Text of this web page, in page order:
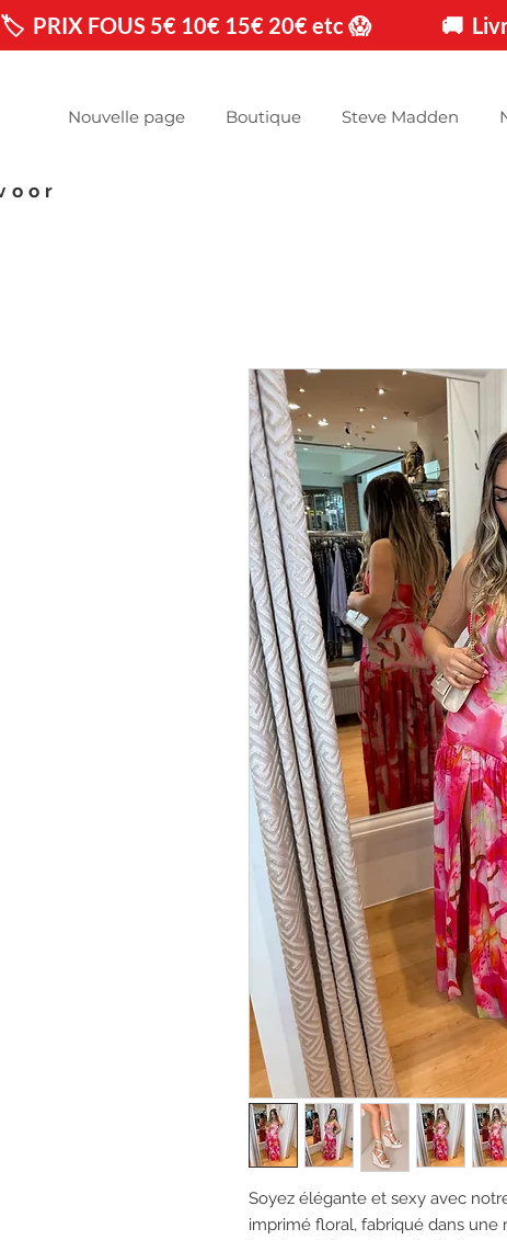
🏷️  PRIX FOUS 5€ 10€ 15€ 20€ etc 😱                🚚
Nouvelle page Boutique Steve Madden
Soyez élégante et sexy avec
imprimé floral, fabriqué dans